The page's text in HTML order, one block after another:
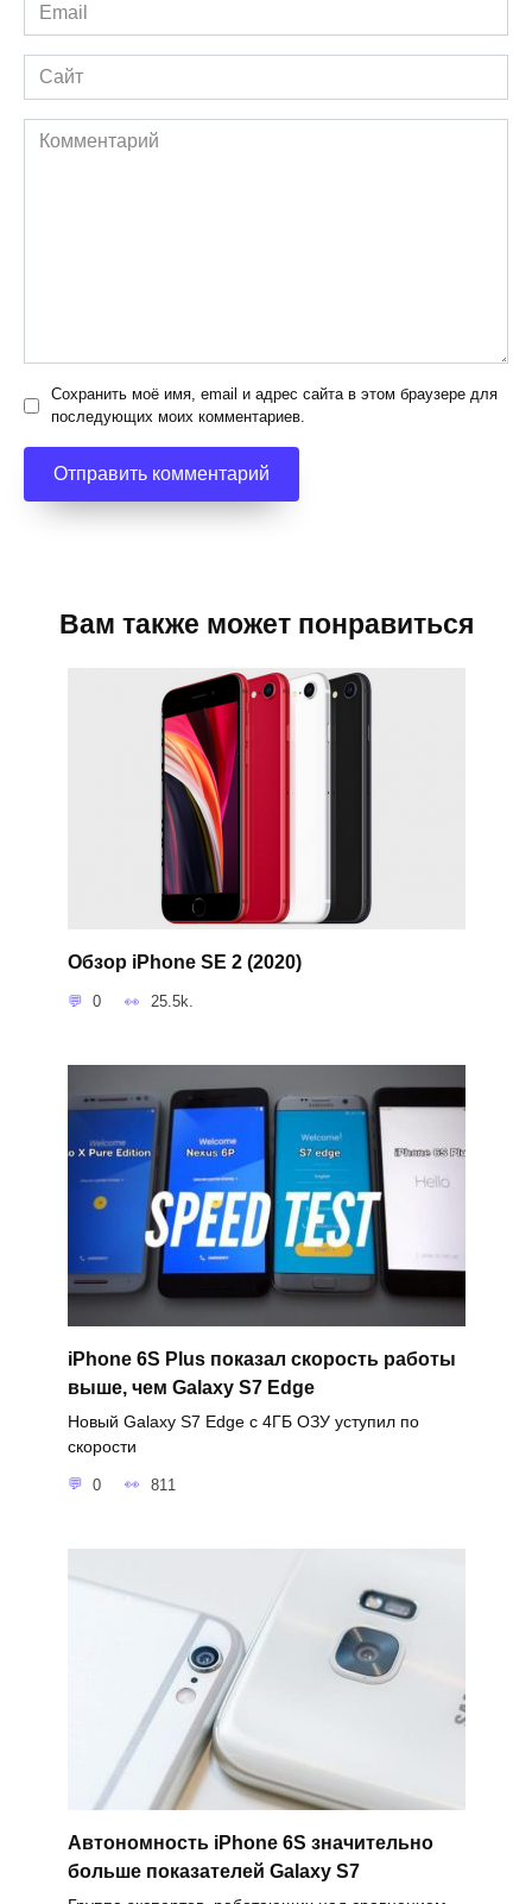
*
Сайт
Комментарий
Сохранить моё имя, email и адрес сайта в этом браузере для
последующих моих комментариев.
Вам также может понравиться
Обзор iPhone SE 2 (2020)
0 25.5k.
iPhone 6S Plus показал скорость работы
выше, чем Galaxy S7 Edge
Новый Galaxy S7 Edge с 4ГБ ОЗУ уступил по
скорости
0 811
Автономность iPhone 6S значительно
больше показателей Galaxy S7